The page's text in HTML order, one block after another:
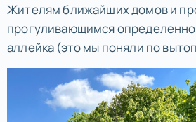
Жителям ближайших домов и
прогуливающимся определенно
аллейка (это мы поняли по